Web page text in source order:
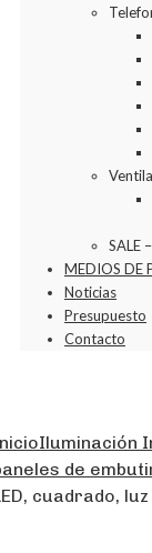
SALE
MEDIOS DE
Noticias
Presupuesto
Contacto
Iluminación
de
cuadrado,